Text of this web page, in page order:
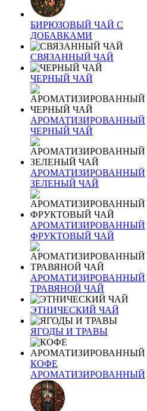
БИРЮЗОВЫЙ ЧАЙ С
ДОБАВКАМИ
СВЯЗАННЫЙ ЧАЙ
ЧЕРНЫЙ ЧАЙ
АРОМАТИЗИРОВАННЫЙ
ЧЕРНЫЙ ЧАЙ
АРОМАТИЗИРОВАННЫЙ
ЗЕЛЕНЫЙ ЧАЙ
АРОМАТИЗИРОВАННЫЙ
ФРУКТОВЫЙ ЧАЙ
АРОМАТИЗИРОВАННЫЙ
ТРАВЯНОЙ ЧАЙ
ЭТНИЧЕСКИЙ ЧАЙ
ЯГОДЫ И ТРАВЫ
КОФЕ
АРОМАТИЗИРОВАННЫЙ